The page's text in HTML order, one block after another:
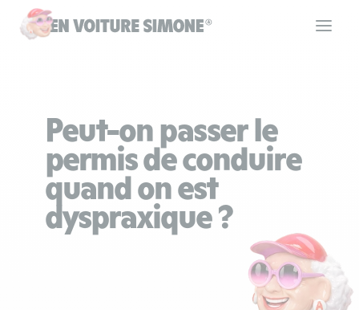
Permis de conduire
Allô Simone
Peut-on passer le
permis de conduire
quand on est
dyspraxique ?